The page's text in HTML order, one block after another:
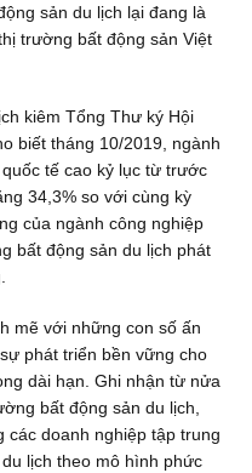
sản du lịch lại đang là
trường bất động sản Việt
kiêm Tổng Thư ký Hội
biết tháng 10/2019, ngành
tế cao kỷ lục từ trước
34,3% so với cùng kỳ
của ngành công nghiệp
bất động sản du lịch phát
mẽ với những con số ấn
phát triển bền vững cho
dài hạn. Ghi nhận từ nửa
bất động sản du lịch,
doanh nghiệp tập trung
lịch theo mô hình phức